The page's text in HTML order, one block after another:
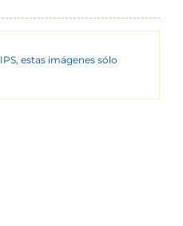
estas imágenes sólo